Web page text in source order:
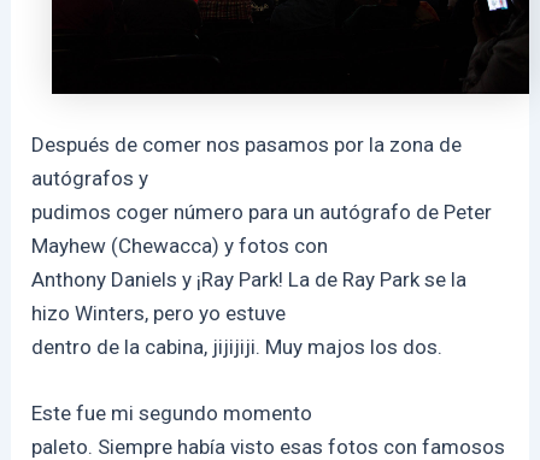
Después de comer nos pasamos por la zona de
autógrafos y
pudimos coger número para un autógrafo de Peter
Mayhew (Chewacca) y fotos con
Anthony Daniels y ¡Ray Park! La de Ray Park se la
hizo Winters, pero yo estuve
dentro de la cabina, jijijiji. Muy majos los dos.
Este fue mi segundo momento
paleto. Siempre había visto esas fotos con famosos